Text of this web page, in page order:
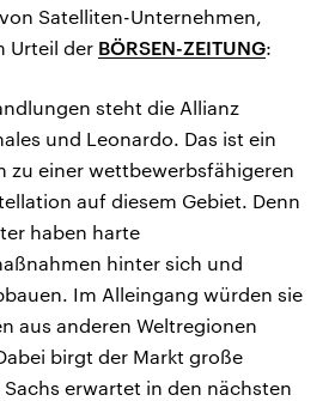
Satelliten-Unternehmen,
Urteil der BÖRSEN-ZEITUNG:
steht die Allianz
und Leonardo. Das ist ein
zu einer wettbewerbsfähigeren
auf diesem Gebiet. Denn
haben harte
hinter sich und
Im Alleingang würden sie
aus anderen Weltregionen
birgt der Markt große
erwartet in den nächsten